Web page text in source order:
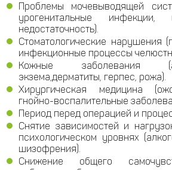
Проблемы мочевыводящей
урогенитальные инфекции,
недостаточность).
Стоматологические нарушения
инфекционные процессы
Кожные заболевания
экзема,дерматиты, герпес, рожа).
Хирургическая медицина
гнойно-воспалительные
Период перед операцией и
Снятие зависимостей и
психологическом уровнях
шизофрения).
Снижение общего